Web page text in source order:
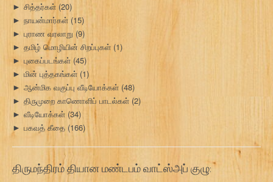
► சித்தர்கள் (20)
► நாயன்மார்கள் (15)
► புராண வரலாறு (9)
► தமிழ் மொழியின் சிறப்புகள் (1)
► புகைப்படங்கள் (45)
► மின் புத்தகங்கள் (1)
► ஆன்மிக வகுப்பு வீடியோக்கள் (48)
► திருமுறை காணொளிப் பாடல்கள் (2)
► வீடியோக்கள் (34)
► பகவத் கீதை (166)
திருமந்திரம் தியான மண்டபம் வாட்ஸ்அப் குழு: